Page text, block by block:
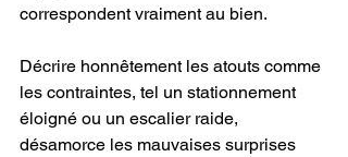
correspondent vraiment au bien.
Décrire honnêtement les atouts comme
les contraintes, tel un stationnement
éloigné ou un escalier raide,
désamorce les mauvaises surprises